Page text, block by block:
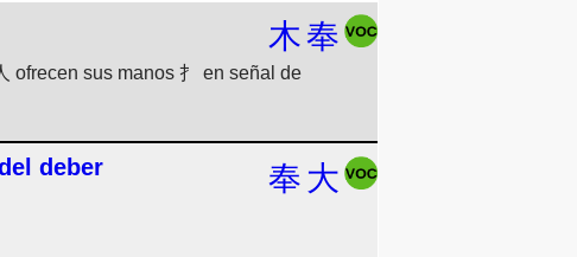
木奉
ofrecen sus manos 扌 en señal de
deber 奉 大